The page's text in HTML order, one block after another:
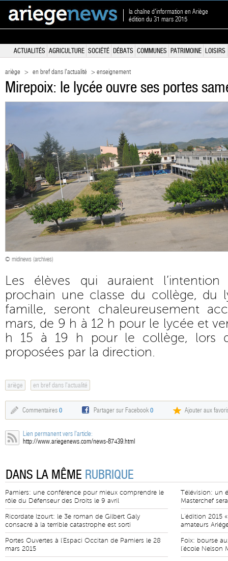
la chaîne d'information en Ariège
édition du 31 mars 2015
ACTUALITÉS AGRICULTURE SOCIÉTÉ DÉBATS COMMUNES PATRIMOINE LOISIRS
ariège > en bref dans l'actualité > enseignement
Mirepoix: le lycée ouvre ses portes
© midinews (archives)
Les élèves qui auraient
prochain une classe du collège, du
famille, seront chaleureusement
mars, de 9 h à 12 h pour le lycée et
h 15 à 19 h pour le collège, lors
proposées par la direction.
ariège en bref dans l'actualité
Commentaires 0 Partager sur Facebook0 Ajouter aux
Lien permanent vers l'article:
http://www.ariegenews.com/news-87439.html
DANS LA MÊME RUBRIQUE
Pamiers: une conférence pour mieux comprendre le
rôle du Défenseur des Droits le 9 avril
Ricordate Izourt: le 3e roman de Gilbert Galy
consacré à la terrible catastrophe est sorti
Portes Ouvertes à l'Espaci Occitan de Pamiers le 28
mars 2015
Télévision: un
Masterchef
L'édition 2015
amateurs
Foix: bourse
l'école Nelson